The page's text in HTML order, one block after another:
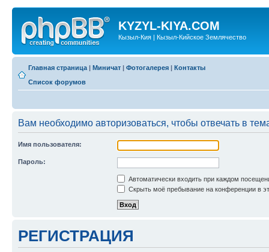
KYZYL-KIYA.COM
Кызыл-Кия | Кызыл-Кийское Землячество
Главная страница | Миничат | Фотогалерея | Контакты
Список форумов
Вам необходимо авторизоваться, чтобы отвечать в
Имя пользователя:
Пароль:
Автоматически входить при каждом
Скрыть моё пребывание на конференции в
РЕГИСТРАЦИЯ